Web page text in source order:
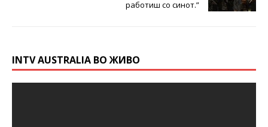
работиш со синот.”
INTV AUSTRALIA ВО ЖИВО